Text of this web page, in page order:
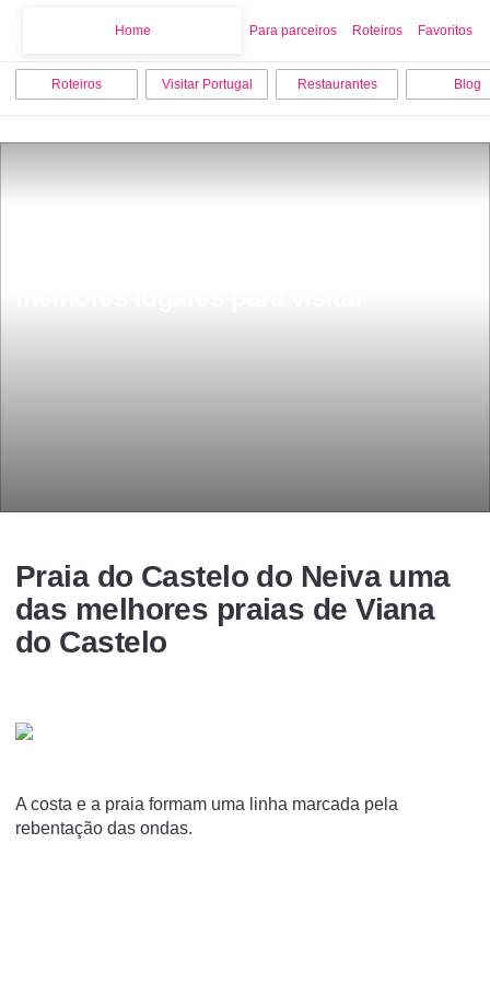
Home Para parceiros Roteiros Favoritos
Roteiros Visitar Portugal Restaurantes Blog
Praia do Castelo do Neiva uma
das melhores praias de Viana
do Castelo
A costa e a praia formam uma linha marcada pela
rebentação das ondas.